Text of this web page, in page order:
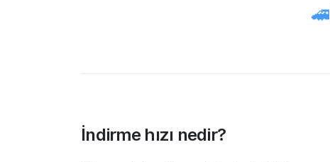
🚄
İndirme hızı nedir?